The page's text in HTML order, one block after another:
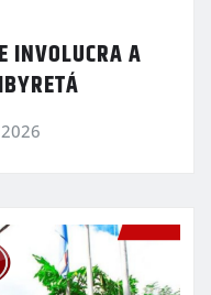
INVOLUCRA A